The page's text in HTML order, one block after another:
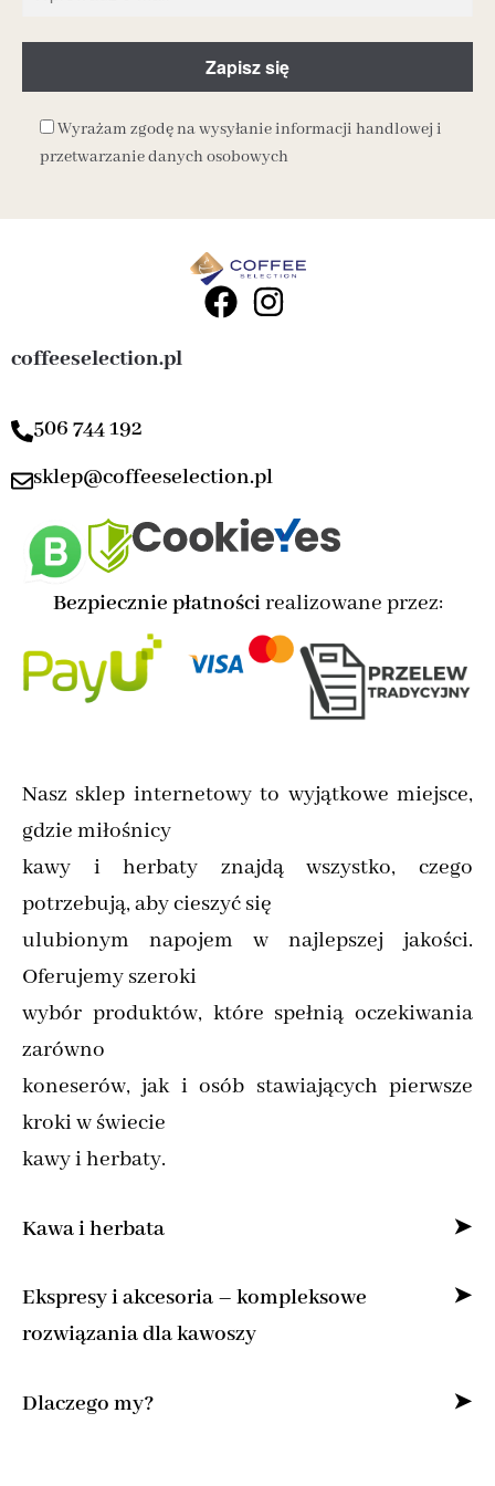
Wyrażam zgodę na wysyłanie informacji handlowej i
przetwarzanie danych osobowych
coffeeselection.pl
506 744 192
sklep@coffeeselection.pl
Bezpiecznie płatnościrealizowane przez:
Nasz sklep internetowy to wyjątkowe miejsce,
gdzie miłośnicy
kawy i herbaty znajdą wszystko, czego
potrzebują, aby cieszyć się
ulubionym napojem w najlepszej jakości.
Oferujemy szeroki
wybór produktów, które spełnią oczekiwania
zarówno
koneserów, jak i osób stawiających pierwsze
kroki w świecie
kawy i herbaty.
Kawa i herbata
Specjalizujemy się w sprzedaży kawy ziarnistej
i mielonej online,
całego świata.
Ekspresy i akcesoria – kompleksowe
rozwiązania dla kawoszy
Dla osób, które pragną cieszyć się kawą jak z
Dlaczego my?